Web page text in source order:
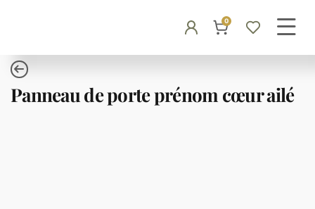
0
Panneau de porte prénom cœur ailé